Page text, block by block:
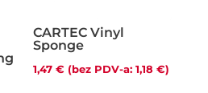
CARTEC Vinyl
Sponge
1,47€ (bez PDV-a:1,18€)